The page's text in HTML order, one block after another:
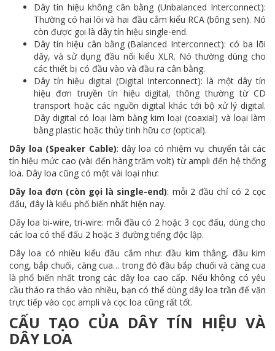
Dây tín hiệu không cân bằng (Unbalanced Interconnect):
Thường có hai lõi và hai đầu cắm kiểu RCA (bông sen). Nó
còn được gọi là dây tín hiệu single-end.
Dây tín hiệu cân bằng (Balanced Interconnect): có ba lõi
dây, và sử dụng đầu nối kiểu XLR. Nó thường dùng cho
các thiết bị có đầu vào và đầu ra cân bằng.
Dây tín hiệu digital (Digital Interconnect): là một dây tín
hiệu đơn truyền tín hiệu digital, thông thường từ CD
transport hoặc các nguồn digital khác tới bộ xử lý digital.
Dây digital có loại làm bằng kim loại (coaxial) và loại làm
bằng plastic hoặc thủy tinh hữu cơ (optical).
Dây loa (Speaker Cable): dây loa có nhiệm vụ chuyển tải các
tín hiệu mức cao (vài đến hàng trăm volt) từ ampli đến hệ thống
loa. Dây loa cũng có một vài loại như:
Dây loa đơn (còn gọi là single-end): mỗi 2 đầu chỉ có 2 cọc
đấu, đây là kiểu phổ biến nhất hiện nay.
Dây loa bi-wire, tri-wire: mỗi đầu có 2 hoặc 3 cọc đấu, dùng cho
các loa có thể đấu 2 hoặc 3 đường tiếng độc lập.
Dâyloa có nhiều kiểu đầu cắm như: đầu kim thẳng, đầu kim
cong, bắp chuối, càng cua… trong đó đầu bắp chuối và càng cua
là phổ biến nhất trong các dây loa cao cấp. Nếu không có yêu
cầu tháo ra tháo vào nhiều, bạn có thể dùng dây loa trần để vặn
trực tiếp vào cọc ampli và cọc loa cũng rất tốt.
CẤU TẠO CỦA DÂY TÍN HIỆU VÀ
DÂY LOA